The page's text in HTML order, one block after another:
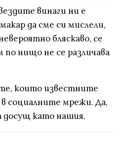
винаги ни е
да сме си мислели,
бляскаво, се
нищо не се различава
които известните
социалните мрежи. Да,
като нашия.